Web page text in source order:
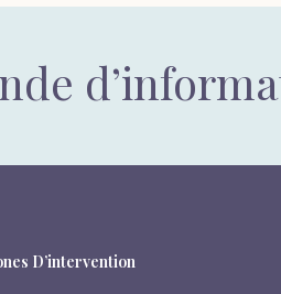
D’intervention